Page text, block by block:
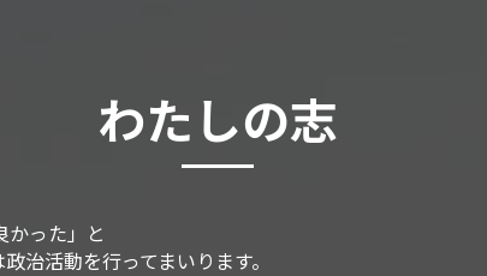
わたしの志
った」と
治活動を行ってまいります。